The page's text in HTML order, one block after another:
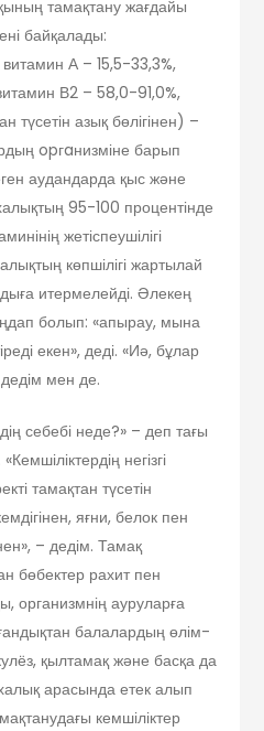
тамақтану жағдайы
байқалады:
А – 15,5-33,3%,
В2 – 58,0-91,0%,
түсетін азық бөлігінен) –
opгaнизміне барып
аудандарда қыс және
95-100 процентінде
жетіспеушілігі
көпшілігі жартылай
итермелейді. Әлекең
болып: «апырау, мына
екен», деді. «Иә, бұлар
мен де.
себебі неде?» – деп тағы
негізгі
тамақтан түсетін
яғни, белок пен
– дедім. Тамақ
бөбектер рахит пен
организмнің ауруларға
балалардың өлім-
қылтамақ және басқа да
арасында етек алып
кемшіліктер